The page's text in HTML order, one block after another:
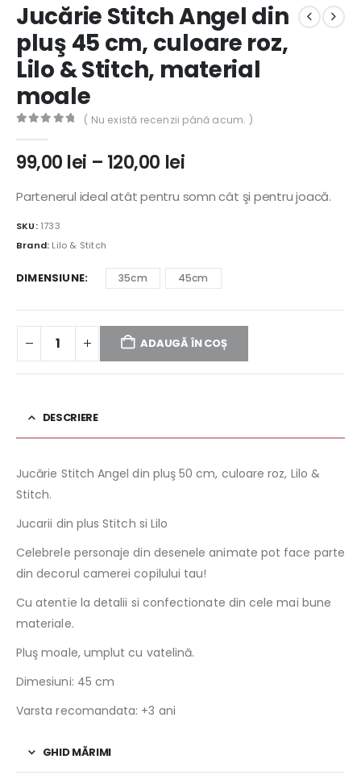
Jucărie Stitch Angel din
pluş 45 cm, culoare roz,
Lilo & Stitch, material
moale
( Nu există recenzii până acum. )
99,00 lei – 120,00 leiInterval
prețuri:
120,00 lei
Partenerul ideal atât pentru somn cât şi pentru joacă.
SKU: 1733
Brand: Lilo & Stitch
DIMENSIUNE 35cm 45cm
ADAUGĂ ÎN COȘ
DESCRIERE
Jucărie Stitch Angel din pluş 50 cm, culoare roz, Lilo &
Stitch.
Jucarii din plus Stitch si Lilo
Celebrele personaje din desenele animate pot face parte
din decorul camerei copilului tau!
Cu atentie la detalii si confectionate din cele mai bune
materiale.
Pluş moale, umplut cu vatelină.
Dimesiuni: 45 cm
Varsta recomandata: +3 ani
GHID MĂRIMI